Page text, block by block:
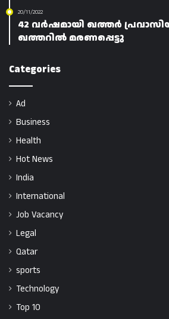
20/11/2022
42 വർഷമായി ഖത്തർ
ഖത്തറിൽ മരണപ്പെട്ടു
Categories
Ad
Business
Health
Hot News
India
International
Job Vacancy
Legal
Qatar
sports
Technology
Top 10